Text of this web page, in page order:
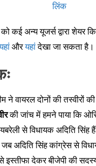
लिंक
को कई अन्य यूजर्स द्वारा शेयर
औरयहांदेखा जा सकता है।
ने वायरल दोनों की तस्वीरों
की जांच में हमने पाया कि
से विधायक अदिति
अदिति सिंह कांग्रेस से
इस्तीफा देकर बीजेपी की